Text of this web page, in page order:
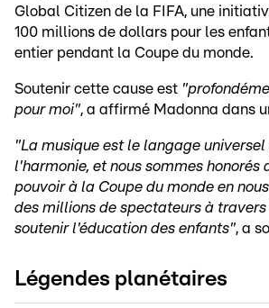
Global Citizen de la FIFA, une
100 millions de dollars pour les
entier pendant la Coupe du monde.
Soutenir cette cause est
pour moi", a affirmé Madonna dans
"La musique est le langage
l'harmonie, et nous sommes honorés
pouvoir à la Coupe du monde en
des millions de spectateurs à
soutenir l'éducation des enfants", a
Légendes planétaires